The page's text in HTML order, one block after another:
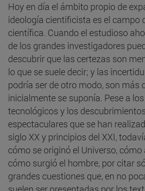
Hoy en día el ámbito propio de
ideología cientificista es el campo
científica. Cuando el estudioso
de los grandes investigadores
descubrir que las certezas son
lo que se suele decir; y las
podría ser de otro modo, son más
inicialmente se suponía. Pese a
tecnológicos y los
espectaculares que se han
siglo XX y principios del XXI,
cómo se originó el Universo,
cómo surgió el hombre, por citar
grandes cuestiones que, en no